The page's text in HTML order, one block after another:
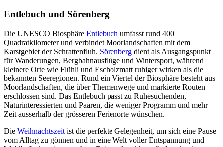
Entlebuch und Sörenberg
Die UNESCO Biosphäre Entlebuch umfasst rund 400
Quadratkilometer und verbindet Moorlandschaften mit dem
Karstgebiet der Schrattenfluh. Sörenberg dient als Ausgangspunkt
für Wanderungen, Bergbahnausflüge und Wintersport, während
kleinere Orte wie Flühli und Escholzmatt ruhiger wirken als die
bekannten Seeregionen. Rund ein Viertel der Biosphäre besteht aus
Moorlandschaften, die über Themenwege und markierte Routen
erschlossen sind. Das Entlebuch passt zu Ruhesuchenden,
Naturinteressierten und Paaren, die weniger Programm und mehr
Zeit ausserhalb der grösseren Ferienorte wünschen.
Die Weihnachtszeit ist die perfekte Gelegenheit, um sich eine Pause
vom Alltag zu gönnen und in eine Welt voller Entspannung und